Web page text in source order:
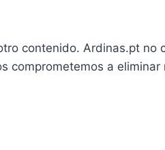
contenido. Ardinas.pt
a